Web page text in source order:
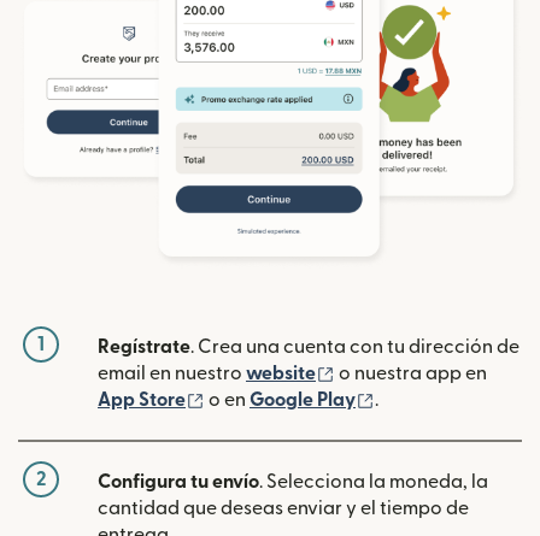
1 Regístrate. Crea una cuenta con tu dirección de
email en nuestro website (se abre en una
o nuestra app en
App Store
(se abre en una ventana nueva)
o en Google Play .
2 Configura tu envío. Selecciona la moneda, la
cantidad que deseas enviar y el tiempo de